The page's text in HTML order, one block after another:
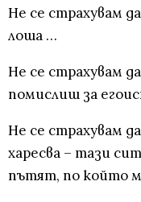
Не се страхувам
лоша …
Не се страхувам
помислиш за
Не се страхувам
харесва – тази
пътят, по който